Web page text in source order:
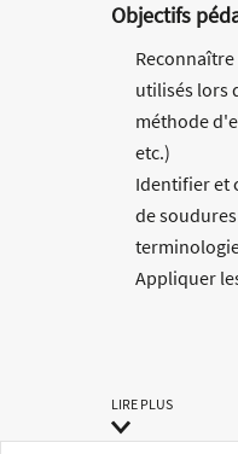
Objectifs
utilisés lors
méthode
etc.)
Identifier et
de
Appliquer
visuel.
LIRE PLUS